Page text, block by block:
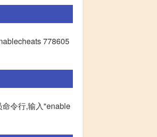
778605
令行,输入"enable